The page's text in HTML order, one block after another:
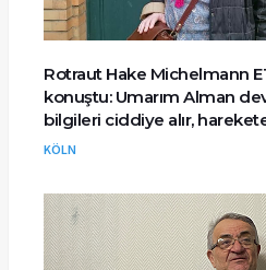
Rotraut Hake Michelmann
konuştu: Umarım Alman
bilgileri ciddiye alır,
KÖLN